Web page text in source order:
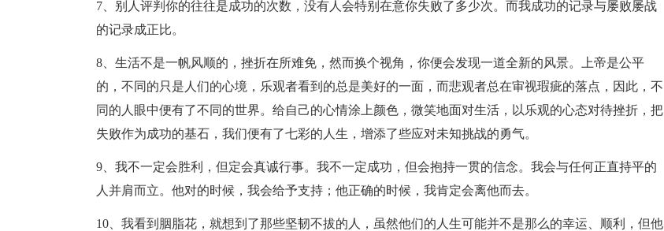
7、别人评判你的往往是成功的次数，没有人会特别在意你失败了多少次。而我成功的记录与屡败屡战
的记录成正比。
8、生活不是一帆风顺的，挫折在所难免，然而换个视角，你便会发现一道全新的风景。上帝是公平
的，不同的只是人们的心境，乐观者看到的总是美好的一面，而悲观者总在审视瑕疵的落点，因此，不
同的人眼中便有了不同的世界。给自己的心情涂上颜色，微笑地面对生活，以乐观的心态对待挫折，把
失败作为成功的基石，我们便有了七彩的人生，增添了些应对未知挑战的勇气。
9、我不一定会胜利，但定会真诚行事。我不一定成功，但会抱持一贯的信念。我会与任何正直持平的
人并肩而立。他对的时候，我会给予支持；他正确的时候，我肯定会离他而去。
10、我看到胭脂花，就想到了那些坚韧不拔的人，虽然他们的人生可能并不是那么的幸运、顺利，但他